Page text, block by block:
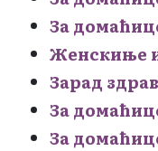
За
Женскиње
Зарад
За
За